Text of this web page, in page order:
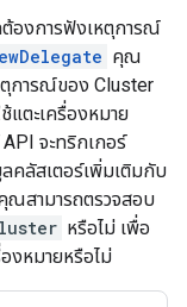
ต้องการฟังเหตุการณ์
คุณ
ตุการณ์ของ Cluster
แตะเครื่องหมาย
จะทริกเกอร์
คลัสเตอร์เพิ่มเติมกับ
ณสามารถตรวจสอบ
หรือไม่ เพื่อ
งหมายหรือไม่